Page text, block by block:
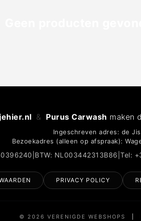
& Purus Carwash maken
Ingeschreven adres: de
Bezoekadres (alleen op afspraak):
BTW: NL003442313B86 |Tel:
PRIVACY POLICY
© 2026 VERENIGDE WEBSHOPS